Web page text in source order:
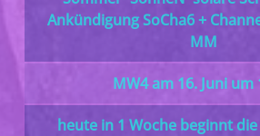
Ankündigung SoCha6 +
MM
MW4 am 16. Juni um
heute in 1 Woche beginnt